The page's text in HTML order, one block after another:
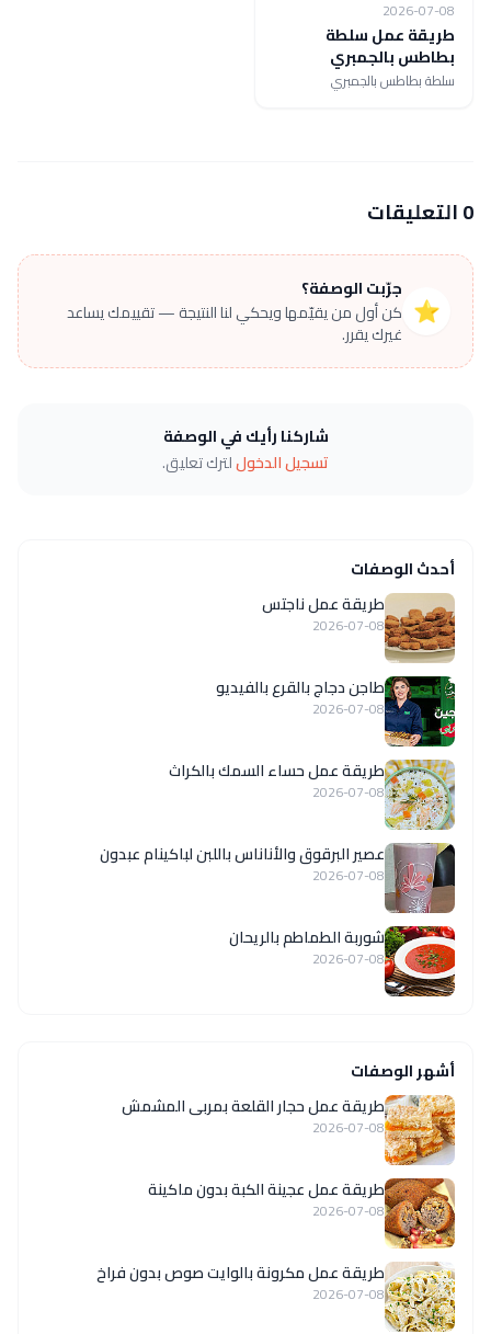
2026-07-08
طريقة عمل سلطة
بطاطس بالجمبري
سلطة بطاطس بالجمبري
0 التعليقات
⭐
جرّبت الوصفة؟
كن أول من يقيّمها ويحكي لنا النتيجة — تقييمك يساعد
غيرك يقرر.
شاركنا رأيك في الوصفة
تسجيل الدخوللترك تعليق.
أحدث الوصفات
طريقة عمل ناجتس
2026-07-08
طاجن دجاج بالقرع بالفيديو
2026-07-08
طريقة عمل حساء السمك بالكراث
2026-07-08
عصير البرقوق والأناناس باللبن لباكينام عبدون
2026-07-08
شوربة الطماطم بالريحان
2026-07-08
أشهر الوصفات
طريقة عمل حجار القلعة بمربى المشمش
2026-07-08
طريقة عمل عجينة الكبة بدون ماكينة
2026-07-08
طريقة عمل مكرونة بالوايت صوص بدون فراخ
2026-07-08